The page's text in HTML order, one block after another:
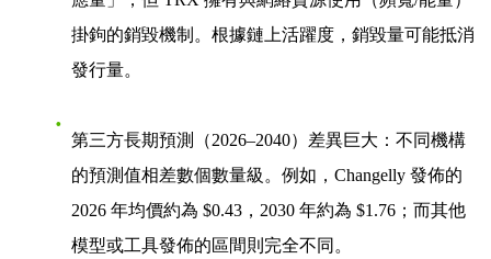
掛鉤的銷毀機制。根據鏈上活躍度，銷毀量可能抵消
發行量。
第三方長期預測（2026–2040）差異巨大 ：不同機構
的預測值相差數個數量級。例如，Changelly 發佈的
2026 年均價約為 $0.43，2030 年約為 $1.76；而其他
模型或工具發佈的區間則完全不同。